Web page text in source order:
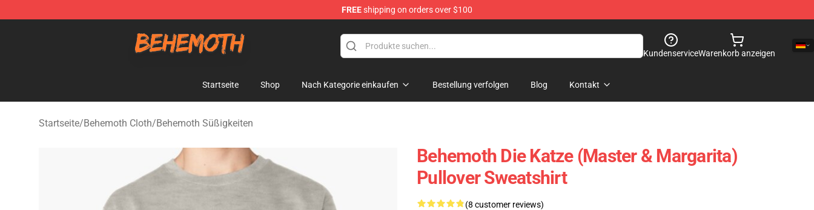
FREEshipping on orders over $100
KundenserviceWarenkorb anzeigen
Startseite Shop Nach Kategorie einkaufen Bestellung verfolgen Blog Kontakt
Startseite/Behemoth Cloth/Behemoth Süßigkeiten
Behemoth Die Katze (Master & Margarita)
Pullover Sweatshirt
(8 customer reviews)